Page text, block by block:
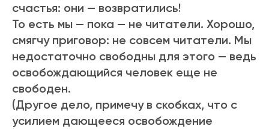
счастья: они — возвратились!
То есть мы — пока — не читатели. Хорошо,
смягчу приговор: не совсем читатели. Мы
недостаточно свободны для этого — ведь
освобождающийся человек еще не
свободен.
(Другое дело, примечу в скобках, что с
усилием дающееся освобождение